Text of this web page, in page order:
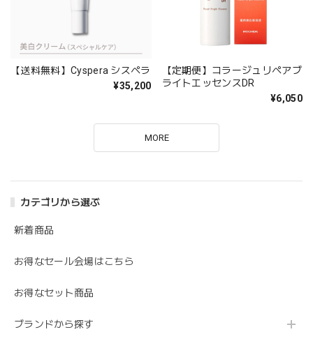
カテゴリから選ぶ
新着商品
お得なセール会場はこちら
お得なセット商品
ブランドから探す
【送料無料】Cyspera シスペラ
¥35,200
【定期便】コラージュリペアブ
ライトエッセンスDR
¥6,050
MORE